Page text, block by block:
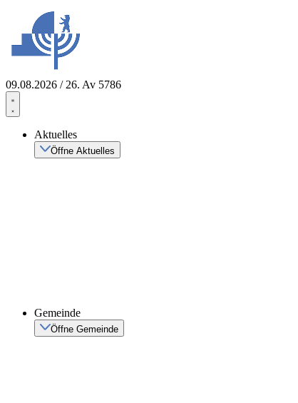
springen
09.08.2026 / 26. Av 5786
Aktuelles
Öffne Aktuelles
Gemeinde
Öffne Gemeinde